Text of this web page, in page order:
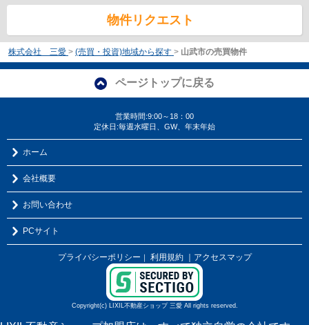
物件リクエスト
株式会社 三愛 > (売買・投資)地域から探す > 山武市の売買物件
ページトップに戻る
営業時間:9:00～18：00
定休日:毎週水曜日、GW、年末年始
ホーム
会社概要
お問い合わせ
PCサイト
プライバシーポリシー 利用規約 ｜アクセスマップ
Copyright(c) LIXIL不動産ショップ 三愛 All rights reserved.